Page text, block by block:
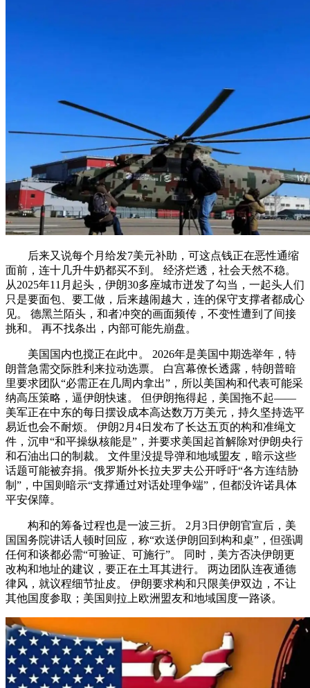
后来又说每个月给发7美元补助，可这点钱正在恶性通缩
面前，连十几升牛奶都买不到。 经济烂透，社会天然不稳。
从2025年11月起头，伊朗30多座城市迸发了勾当，一起头人们
只是要面包、要工做，后来越闹越大，连的保守支撑者都成心
见。 德黑兰陌头，和者冲突的画面频传，不变性遭到了间接
挑和。 再不找条出，内部可能先崩盘。
美国国内也搅正在此中。 2026年是美国中期选举年，特
朗普急需交际胜利来拉动选票。 白宫幕僚长透露，特朗普暗
里要求团队“必需正在几周内拿出”，所以美国构和代表可能采
纳高压策略，逼伊朗快速。 但伊朗拖得起，美国拖不起——
美军正在中东的每日摆设成本高达数万万美元，持久坚持选平
易近也会不耐烦。 伊朗2月4日发布了长达五页的构和准绳文
件，沉申“和平操纵核能是”，并要求美国起首解除对伊朗央行
和石油出口的制裁。 文件里没提导弹和地域盟友，暗示这些
话题可能被弃捐。俄罗斯外长拉夫罗夫公开呼吁“各方连结胁
制”，中国则暗示“支撑通过对话处理争端”，但都没许诺具体
平安保障。
构和的筹备过程也是一波三折。 2月3日伊朗官宣后，美
国国务院讲话人顿时回应，称“欢送伊朗回到构和桌”，但强调
任何和谈都必需“可验证、可施行”。 同时，美方否决伊朗更
改构和地址的建议，要正在土耳其进行。 两边团队连夜通德
律风，就议程细节扯皮。 伊朗要求构和只限美伊双边，不让
其他国度参取；美国则拉上欧洲盟友和地域国度一路谈。